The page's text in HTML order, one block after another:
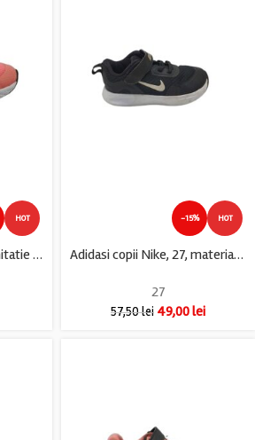
HOT
Adidasi copii Nike, 33, imitatie de piele, material textil, roz
-15% HOT
Adidasi copii Nike, 27, material textil, negru
27
57,50lei 49,00lei